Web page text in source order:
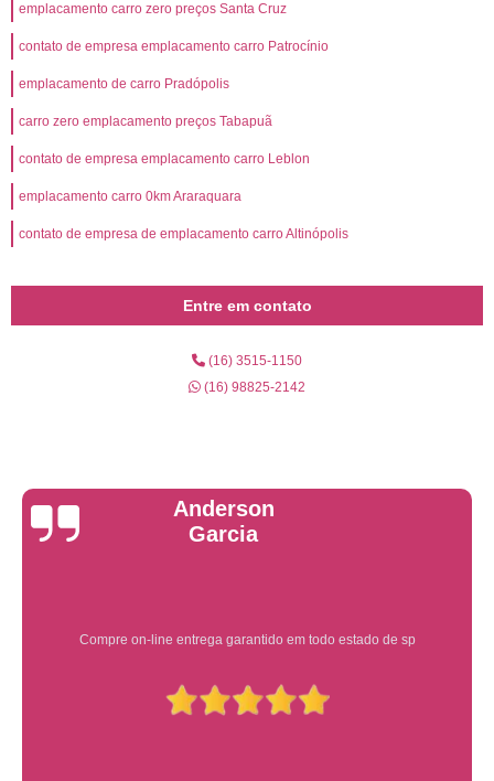
emplacamento carro zero preços Santa Cruz
contato de empresa emplacamento carro Patrocínio
emplacamento de carro Pradópolis
carro zero emplacamento preços Tabapuã
contato de empresa emplacamento carro Leblon
emplacamento carro 0km Araraquara
contato de empresa de emplacamento carro Altinópolis
Entre em contato
(16) 3515-1150
(16) 98825-2142
Yuri Martins
Ótimo atendimento